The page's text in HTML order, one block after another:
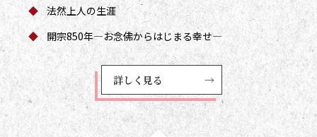
◆ 法然上人の生涯
◆
開宗850年―お念佛からはじまる幸せ―
詳しく見る →